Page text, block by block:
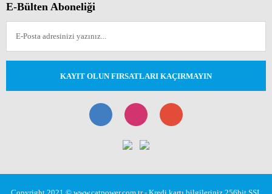
E-Bülten Aboneliği
KAYIT OLUN FIRSATLARI KAÇIRMAYIN
Copyright 2021 © www.catpower.com.tr - Kredi kartı bilgileriniz 256bit SSL